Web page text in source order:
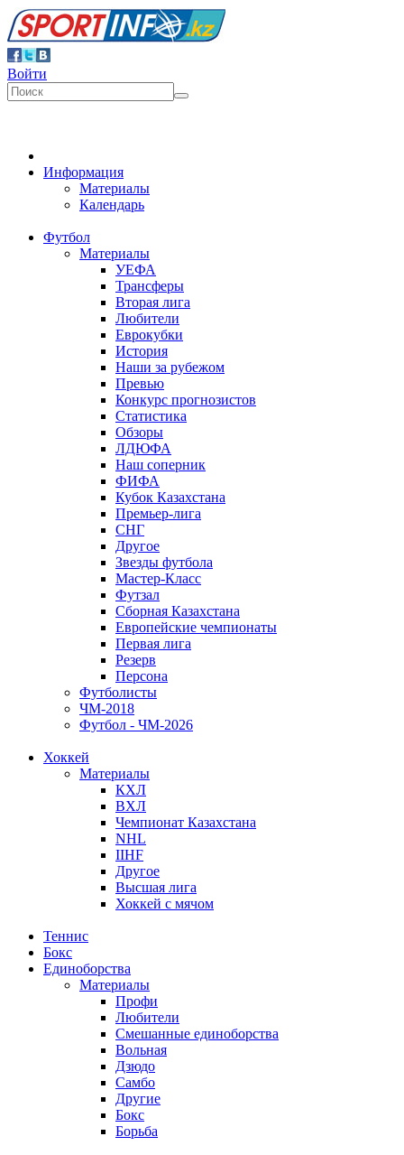
Войти
Информация
Материалы
Календарь
Футбол
Материалы
УЕФА
Трансферы
Вторая лига
Любители
Еврокубки
История
Наши за рубежом
Превью
Конкурс прогнозистов
Статистика
Обзоры
ЛДЮФА
Наш соперник
ФИФА
Кубок Казахстана
Премьер-лига
СНГ
Другое
Звезды футбола
Мастер-Класс
Футзал
Сборная Казахстана
Европейские чемпионаты
Первая лига
Резерв
Персона
Футболисты
ЧМ-2018
Футбол - ЧМ-2026
Хоккей
Материалы
КХЛ
ВХЛ
Чемпионат Казахстана
NHL
IIHF
Другое
Высшая лига
Хоккей с мячом
Теннис
Бокс
Единоборства
Материалы
Профи
Любители
Смешанные единоборства
Вольная
Дзюдо
Самбо
Другие
Бокс
Борьба